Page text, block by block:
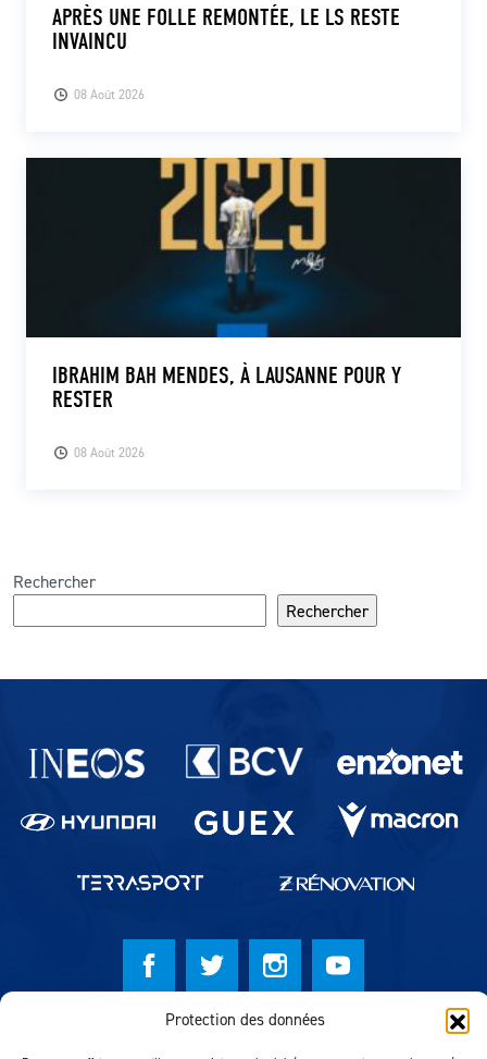
Protection des données
08 Août 2026
APRÈS UNE FOLLE REMONTÉE, LE LS RESTE
INVAINCU
08 Août 2026
IBRAHIM BAH MENDES, À LAUSANNE POUR Y
RESTER
Rechercher
Rechercher
Partenaires du lausanne-Sport
© Lausanne Sport Football Club 2026